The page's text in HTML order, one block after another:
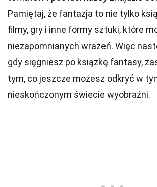
Pamiętaj, że fantazja to nie tylko
filmy, gry i inne formy sztuki, które
niezapomnianych wrażeń. Więc
gdy sięgniesz po książkę fantasy,
tym, co jeszcze możesz odkryć w
nieskończonym świecie wyobraźni.